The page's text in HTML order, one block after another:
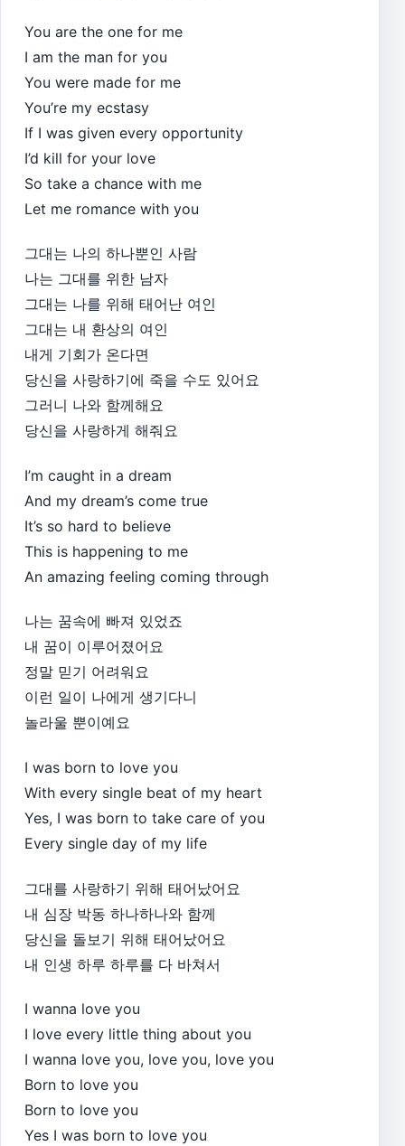
You are the one for me
I am the man for you
You were made for me
You’re my ecstasy
If I was given every opportunity
I’d kill for your love
So take a chance with me
Let me romance with you
그대는 나의 하나뿐인 사람
나는 그대를 위한 남자
그대는 나를 위해 태어난 여인
그대는 내 환상의 여인
내게 기회가 온다면
당신을 사랑하기에 죽을 수도 있어요
그러니 나와 함께해요
당신을 사랑하게 해줘요
I’m caught in a dream
And my dream’s come true
It’s so hard to believe
This is happening to me
An amazing feeling coming through
나는 꿈속에 빠져 있었죠
내 꿈이 이루어졌어요
정말 믿기 어려워요
이런 일이 나에게 생기다니
놀라울 뿐이예요
I was born to love you
With every single beat of my heart
Yes, I was born to take care of you
Every single day of my life
그대를 사랑하기 위해 태어났어요
내 심장 박동 하나하나와 함께
당신을 돌보기 위해 태어났어요
내 인생 하루 하루를 다 바쳐서
I wanna love you
I love every little thing about you
I wanna love you, love you, love you
Born to love you
Born to love you
Yes I was born to love you